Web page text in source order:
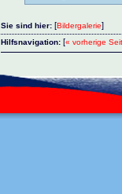
Sie sind hier: [Bildergalerie]
Hilfsnavigation: [« vorherige